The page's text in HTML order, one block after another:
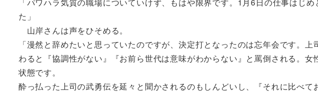
「パワハラ気質の職場についていけず、もはや限界です。1月6日の仕事はじ
た」
山岸さんは声をひそめる。
「漫然と辞めたいと思っていたのですが、決定打となったのは忘年会です。
わると『協調性がない』『お前ら世代は意味がわからない』と罵倒される。
状態です。
酔っ払った上司の武勇伝を延々と聞かされるのもしんどいし、『それに比べ